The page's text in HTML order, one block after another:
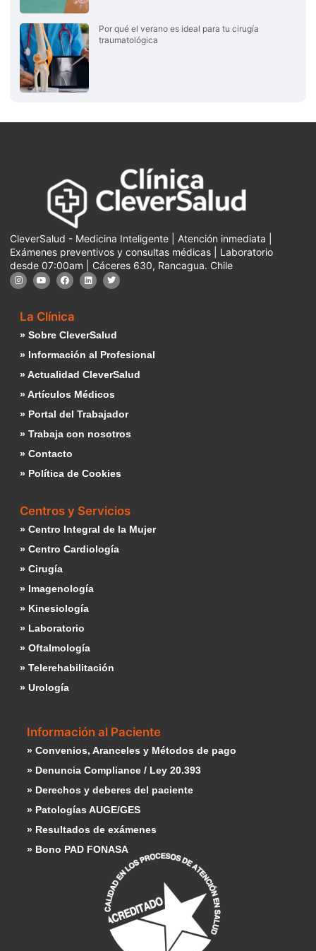
Por qué el verano es ideal para tu cirugía
traumatológica
CleverSalud - Medicina Inteligente | Atención inmediata |
Exámenes preventivos y consultas médicas | Laboratorio
desde 07:00am | Cáceres 630, Rancagua. Chile
La Clínica
» Sobre CleverSalud
» Información al Profesional
» Actualidad CleverSalud
» Artículos Médicos
» Portal del Trabajador
» Trabaja con nosotros
» Contacto
» Política de Cookies
Centros y Servicios
» Centro Integral de la Mujer
» Centro Cardiología
» Cirugía
» Imagenología
» Kinesiología
» Laboratorio
» Oftalmología
» Telerehabilitación
» Urología
Información al Paciente
» Convenios, Aranceles y Métodos de pago
» Denuncia Compliance / Ley 20.393
» Derechos y deberes del paciente
» Patologías AUGE/GES
» Resultados de exámenes
» Bono PAD FONASA